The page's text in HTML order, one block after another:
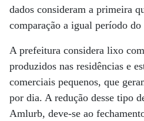
dados consideram a primeira
comparação a igual período do
A prefeitura considera lixo
produzidos nas residências e
comerciais pequenos, que
por dia. A redução desse tipo
Amlurb, deve-se ao